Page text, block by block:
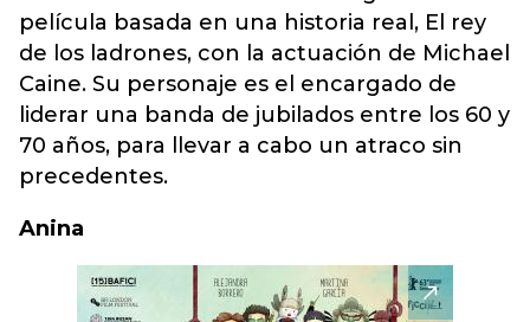
película basada en una historia real, El rey
de los ladrones, con la actuación de Michael
Caine. Su personaje es el encargado de
liderar una banda de jubilados entre los 60 y
70 años, para llevar a cabo un atraco sin
precedentes.
Anina